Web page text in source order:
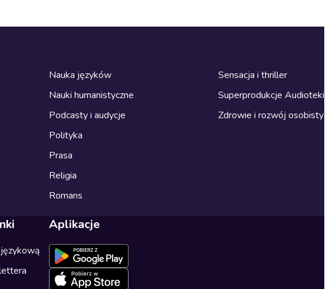
Nauka języków
Nauki humanistyczne
Podcasty i audycje
Polityka
Prasa
Religia
Romans
Sensacja i thriller
Superprodukcje Audioteki
Zdrowie i rozwój osobisty
Aplikacje